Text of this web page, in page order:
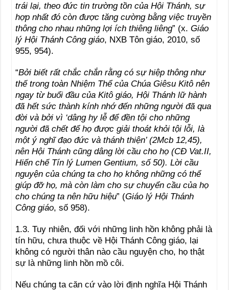
trái lại, theo đức tin trường tồn của Hội Thánh, sự
hợp nhất đó còn được tăng cường bằng việc truyền
thông cho nhau những lợi ích thiêng liêng” (x.Giáo
l‎ý Hội Thánh Công giáo, NXB Tôn giáo, 2010, số
955, 954).
“Bởi biết rất chắc chắn rằng có sự hiệp thông như
thế trong toàn Nhiệm Thể của Chúa Giêsu Kitô nên
ngay từ buổi đầu của Kitô giáo, Hội Thánh lữ hành
đã hết sức thành kính nhớ đến những người đã qua
đời và bởi vì ‘dâng hy lễ để đền tội cho những
người đã chết để họ được giải thoát khỏi tội lỗi, là
một ý nghĩ đạo đức và thánh thiện’ (2Mcb 12,45),
nên Hội Thánh cũng dâng lời cầu cho họ (CĐ Vat.II,
Hiến chế Tín l‎‎ý Lumen Gentium, số 50). Lời cầu
nguyện của chúng ta cho họ không những có thể
giúp đỡ họ, mà còn làm cho sự chuyển cầu của họ
cho chúng ta nên hữu hiệu” (Giáo l‎ý Hội Thánh
Công giáo, số 958).
1.3. Tuy nhiên, đối với những linh hồn không phải là
tín hữu, chưa thuộc về Hội Thánh Công giáo, lại
không có người thân nào cầu nguyện cho, họ thật
sự là những linh hồn mồ côi.
Nếu chúng ta căn cứ vào lời định nghĩa Hội Thánh